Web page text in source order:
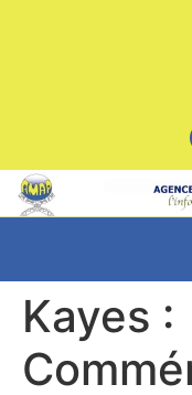
Kayes :